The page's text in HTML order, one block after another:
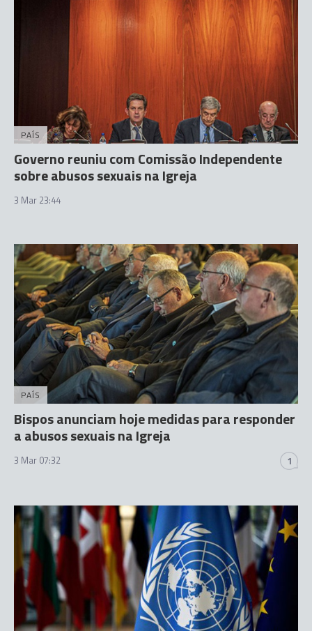
PAÍS
Governo reuniu com Comissão Independente
sobre abusos sexuais na Igreja
3 Mar 23:44
PAÍS
Bispos anunciam hoje medidas para responder
a abusos sexuais na Igreja
3 Mar 07:32 1